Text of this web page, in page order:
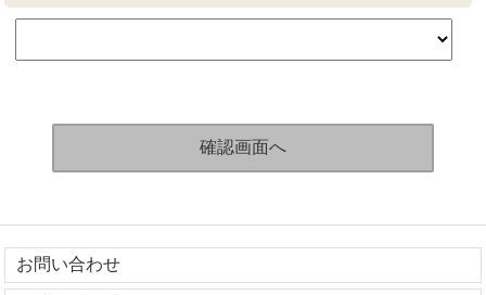
お問い合わせ